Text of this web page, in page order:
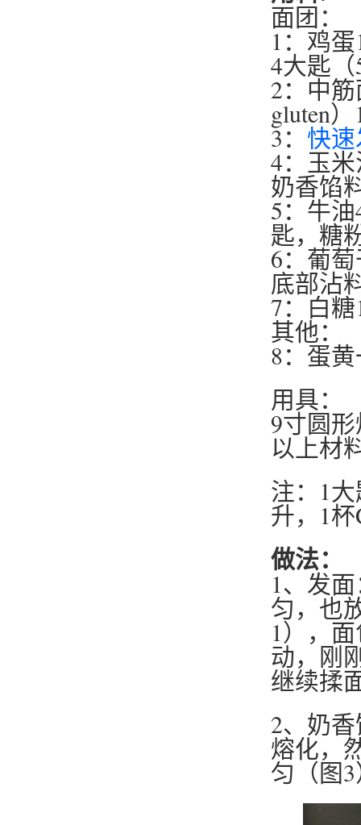
面团：
1：鸡
4大匙
2：中
gluten
3： 快速
4：玉
奶香馅
5：牛
匙，糖
6：葡
底部沾
7：白
其他：
8：蛋
用具：
9寸圆
以上材
注：1大
升，1
做法：
1、发
匀，也
1），
动，刚
继续揉
2、奶
熔化，
匀（图